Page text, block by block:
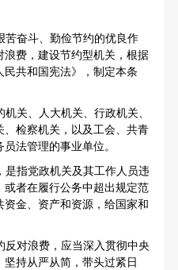
奋斗、勤俭节约的优良作
浪费，建设节约型机关，根据
民共和国宪法》，制定本条
关、人大机关、行政机关、
检察机关，以及工会、共青
法管理的事业单位。
指党政机关及其工作人员违
或者在履行公务中超出规定范
金、资产和资源，给国家和
对浪费，应当深入贯彻中央
持从严从简，带头过紧日